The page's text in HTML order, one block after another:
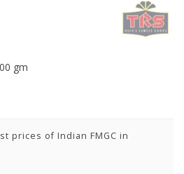
gm
prices of Indian FMGC in